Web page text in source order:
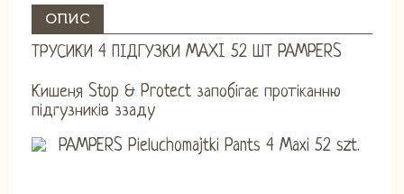
ОПИС
ТРУСИКИ 4 ПІДГУЗКИ MAXI 52 ШТ PAMPERS
Кишеня Stop & Protect запобігає протіканню
підгузників ззаду